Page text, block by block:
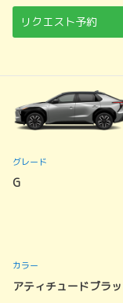
リクエスト予約
グレード
G
カラー
アティチュードブラ